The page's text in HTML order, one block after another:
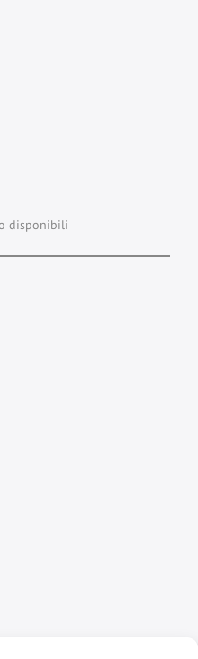
disponibili